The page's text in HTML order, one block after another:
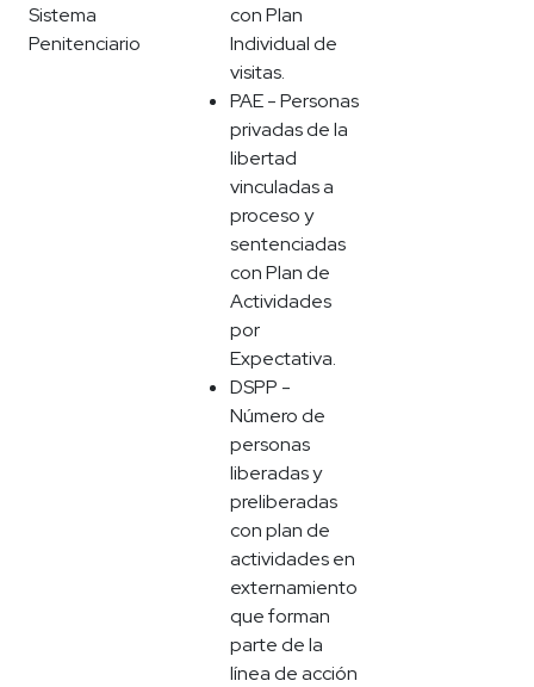
Sistema
Penitenciario
con Plan
Individual de
visitas.
PAE - Personas
privadas de la
libertad
vinculadas a
proceso y
sentenciadas
con Plan de
Actividades
por
Expectativa.
DSPP -
Número de
personas
liberadas y
preliberadas
con plan de
actividades en
externamiento
que forman
parte de la
línea de acción